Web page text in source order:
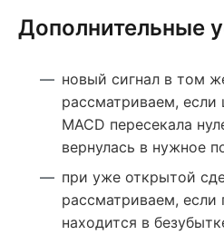
Дополнительные
новый сигнал в том
рассматриваем, если
MACD пересекала
вернулась в нужное
при уже открытой
рассматриваем,
находится в